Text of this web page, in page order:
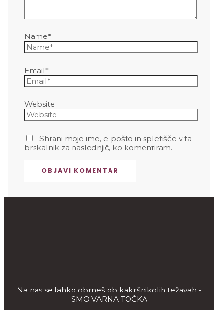
Name*
Email*
Website
Shrani moje ime, e-pošto in spletišče v ta
brskalnik za naslednjič, ko komentiram.
Na nas se lahko obrneš ob kakršnikolih težavah -
SMO VARNA TOČKA